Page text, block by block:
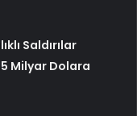
Saldırılar
Milyar Dolara